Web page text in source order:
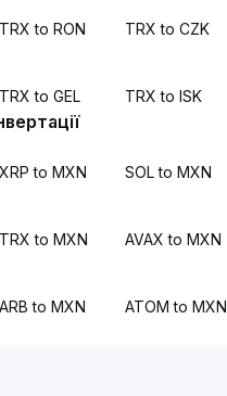
TRX to RON TRX to CZK
TRX to GEL TRX to ISK
XRP to MXN SOL to MXN
TRX to MXN AVAX to MXN
ARB to MXN ATOM to MXN